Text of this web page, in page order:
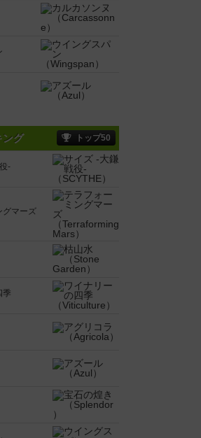
ング トップ50
-
グマーズ
季